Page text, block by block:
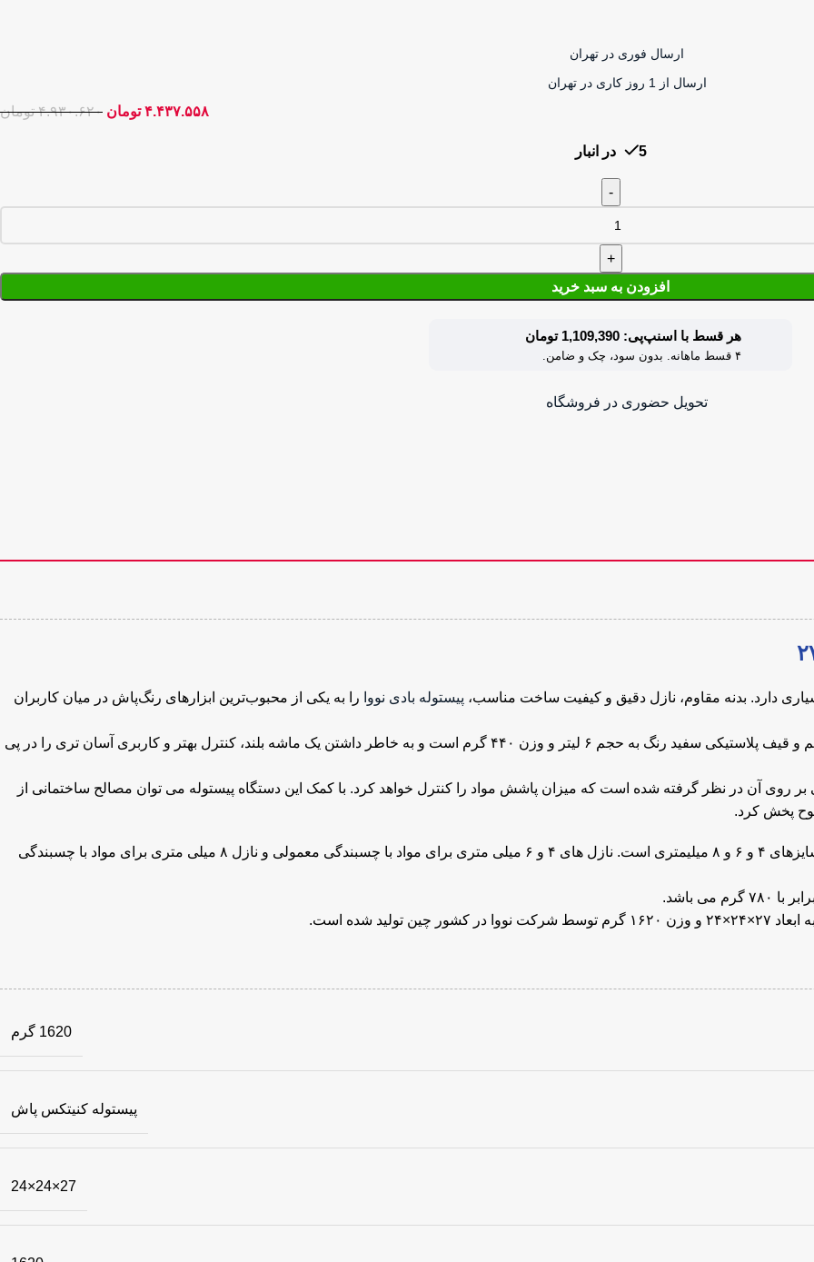
ارسال فوری در تهران
ارسال از 1 روز کاری در تهران
۴.۹۳۰.۶۲۰ تومان ۴.۴۳۷.۵۵۸ تومان
5 در انبار
افزودن به سبد خرید
هر قسط با اسنپ‌پی: 1,109,390 تومان
۴ قسط ماهانه. بدون سود، چک و ضامن.
تحویل حضوری در فروشگاه
دارد. بدنه مقاوم، نازل دقیق و کیفیت ساخت مناسب، پیستوله بادی نووا را به یکی از محبوب‌ترین ابزارهای رنگ‌پاش در میان کاربران
دستگاه کنیتکس پاش نووا مدل ۲۷۳۰ مجهز به بدنه آلومینیومی مستحکم و قیف پلاستیکی سفید رنگ به حجم ۶ لیتر و وزن ۴۴۰ گرم است و به خاطر داشتن یک ماشه بلند، کنترل بهتر و کاربری آسان تری را در پی
روی آن در نظر گرفته شده است که میزان پاشش مواد را کنترل خواهد کرد. با کمک این دستگاه پیستوله می توان مصالح ساختمانی از
پخش کرد.
این پیستوله بادی نووا دارای سه عدد نازل از جنس استیل ضد زنگ در سایزهای ۴ و ۶ و ۸ میلیمتری است. نازل های ۴ و ۶ میلی متری برای مواد با چسبندگی معمولی و نازل ۸ میلی متری برای مواد با چسبندگی
1620 گرم
پیستوله کنیتکس پاش
27×24×24